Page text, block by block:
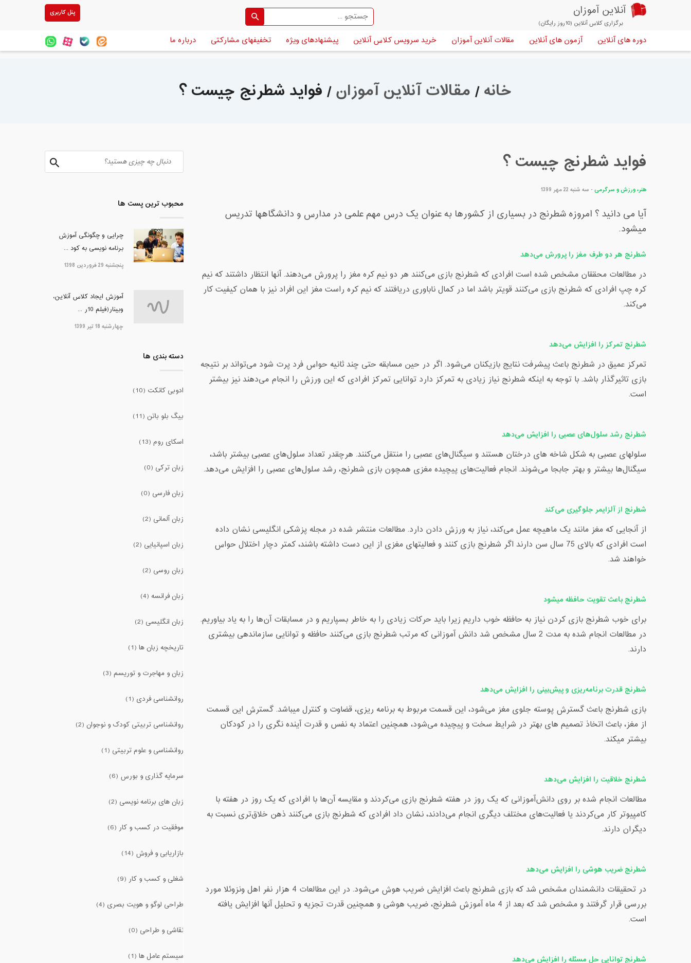
آنلاین آموزان
برگزاری کلاس آنلاین (10روز رایگان)
پنل کاربری
دوره های آنلاین آزمون های آنلاین مقالات آنلاین آموزان خرید سرویس کلاس آنلاین پیشنهادهای ویژه تخفیفهای مشارکتی درباره ما
خانه/مقالات آنلاین آموزان/ فواید شطرنج چیست ؟
فواید شطرنج چیست ؟
هنر، ورزش و سرگرمی- سه شنبه 22 مهر 1399
آیا می دانید ؟ امروزه شطرنج در بسیاری از کشورها به عنوان یک درس مهم علمی در مدارس و دانشگاهها تدریس
میشود.
شطرنج هر دو طرف مغز را پرورش می‌دهد
در مطالعات محققان مشخص شده است افرادی که شطرنج بازی می‌کنند هر دو نیم کره مغز را پرورش می‌دهند. آنها انتظار داشتند که نیم
کره چپ افرادی که شطرنج‌ بازی می‌کنند قویتر باشد اما در کمال ناباوری دریافتند که نیم کره راست مغز این افراد نیز با همان کیفیت کار
می‌کند.
شطرنج تمرکز را افزایش می‌دهد
تمرکز عمیق در شطرنج باعث پیشرفت نتایج بازیکنان می‌شود. اگر در حین مسابقه حتی چند ثانیه حواس فرد پرت شود می‌تواند بر نتیجه
بازی تاثیر‌گذار باشد. با توجه به اینکه شطرنج نیاز زیادی به تمرکز دارد توانایی تمرکز افرادی که این ورزش را انجام می‌دهند نیز بیشتر
است.
شطرنج رشد سلول‌های عصبی را افزایش می‌دهد
سلولهای عصبی به شکل شاخه های درختان هستند و سیگنال‌های عصبی را منتقل می‌کنند. هرچقدر تعداد سلول‌های عصبی بیشتر باشد،
سیگنال‌ها بیشتر و بهتر جابجا می‌شوند. انجام فعالیت‌های پیچیده مغزی همچون بازی شطرنج، رشد سلول‌های عصبی را افزایش می‌دهد.
شطرنج از آلزایمر جلوگیری می‌کند
از آنجایی که مغز مانند یک ماهیچه عمل می‌کند، نیاز به ورزش دادن دارد. مطالعات منتشر شده در مجله پزشکی انگلیسی نشان داده
است افرادی که بالای 75 سال سن دارند اگر شطرنج بازی کنند و فعالیتهای مغزی از این دست داشته باشند، کمتر دچار اختلال حواس
خواهند شد.
شطرنج باعث تقویت حافظه میشود
برای خوب شطرنج بازی کردن نیاز به حافظه خوب داریم زیرا باید حرکات زیادی را به خاطر بسپاریم و در مسابقات آن‌ها را به یاد بیاوریم.
در مطالعات انجام شده به مدت 2 سال مشخص شد دانش آموزانی که مرتب شطرنج بازی می‌کنند حافظه و توانایی سازماندهی بیشتری
دارند.
شطرنج قدرت برنامه‌ریزی و پیش‌بینی را افزایش می‌دهد
بازی شطرنج باعث گسترش پوسته جلوی مغز می‌شود، این قسمت مربوط به برنامه‌ ریزی، قضاوت و کنترل میباشد. گسترش این قسمت
از مغز، باعث اتخاذ تصمیم های بهتر در شرایط سخت و پیچیده می‌شود، همچنین اعتماد به نفس و قدرت آینده نگری را در کودکان
بیشتر میکند.
شطرنج خلاقیت را افزایش می‌دهد
مطالعات انجام شده بر روی دانش‌آموزانی که یک روز در هفته شطرنج بازی می‌کردند و مقایسه آن‌ها با افرادی که یک روز در هفته با
کامپیوتر کار می‌کردند یا فعالیت‌های مختلف دیگری انجام می‌دادند، نشان داد افرادی که شطرنج بازی می‌کنند ذهن خلاق‌تری نسبت به
دیگران دارند.
شطرنج ضریب هوشی را افزایش می‌دهد
در تحقیقات دانشمندان مشخص شد که بازی شطرنج باعث افزایش ضریب هوش می‌شود. در این مطالعات 4 هزار نفر اهل ونزوئلا مورد
بررسی قرار گرفتند و مشخص شد که بعد از 4 ماه آموزش شطرنج، ضریب هوشی و همچنین قدرت تجزیه و تحلیل آنها افزایش یافته
است.
شطرنج توانایی حل مسئله را افزایش می‌دهد
محبوب ترین پست ها
چرایی و چگونگی آموزش
برنامه نویسی به کود ...
پنجشنبه 29 فروردین 1398
آموزش ایجاد کلاس آنلاین،
وبینار(فیلم 10ر ...
چهارشنبه 18 تیر 1399
دسته بندی ها
ادوبی کانکت (10)
بیگ بلو باتن (11)
اسکای روم (13)
زبان ترکی (0)
زبان فارسی (0)
زبان آلمانی (2)
زبان اسپانیایی (2)
زبان روسی (2)
زبان فرانسه (4)
زبان انگلیسی (2)
تاریخچه زبان ها (1)
زبان و مهاجرت و توریسم (3)
روانشناسی فردی (1)
روانشناسی تربیتی کودک و نوجوان (2)
روانشناسی و علوم تربیتی (1)
سرمایه گذاری و بورس (6)
زبان های برنامه نویسی (2)
موفقیت در کسب و کار (6)
بازاریابی و فروش (14)
شغلی و کسب و کار (9)
طراحی لوگو و هویت بصری (4)
نقاشی و طراحی (0)
سیستم عامل ها (1)